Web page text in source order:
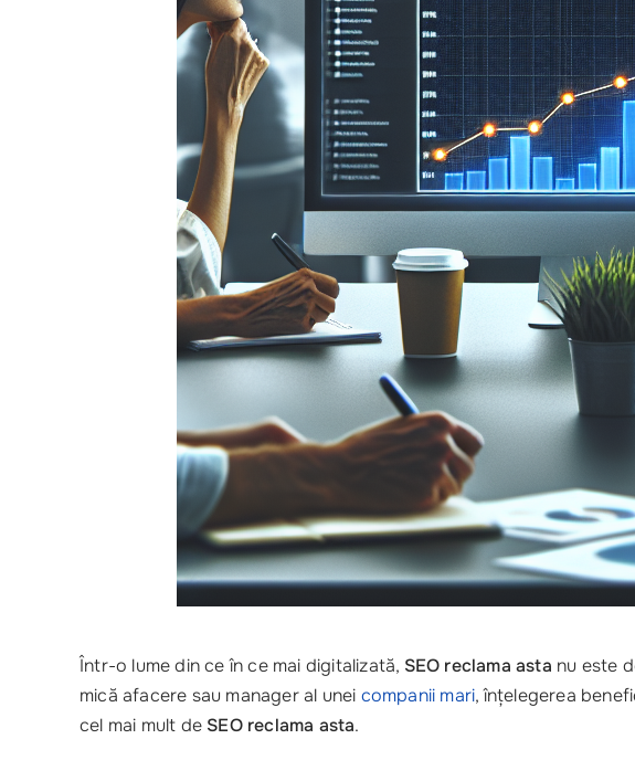
Într-o lume din ce în ce mai digitalizată, SEO reclama asta nu este
mică afacere sau manager al unei companii mari, înțelegerea
cel mai mult de SEO reclama asta.